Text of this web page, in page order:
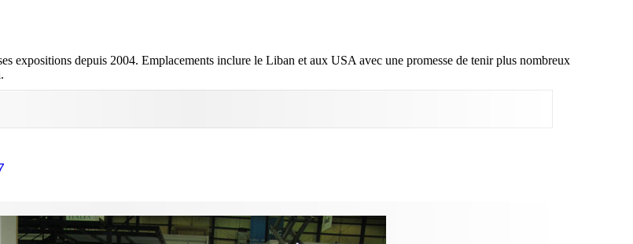
expositions depuis 2004. Emplacements inclure le Liban et aux USA avec une promesse de tenir plus nombreux